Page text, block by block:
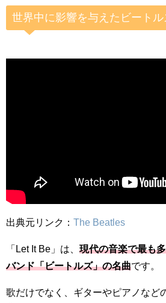
世界中に影響を与えたビートル
出典元リンク： The Beatles
「Let It Be」は、 現代の音楽で最も
バンド「ビートルズ」の名曲です。
歌だけでなく、ギターやピアノなど